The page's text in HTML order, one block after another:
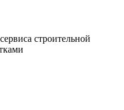
строительной